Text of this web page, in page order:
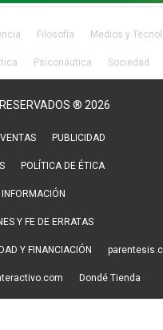
Filosofía Medios y
Psiconáutica Sociedad
® 2026
VENTAS PUBLICIDAD
POLÍTICA DE ÉTICA
Y FE DE ERRATAS
Y FINANCIACIÓN
Dondé Tienda